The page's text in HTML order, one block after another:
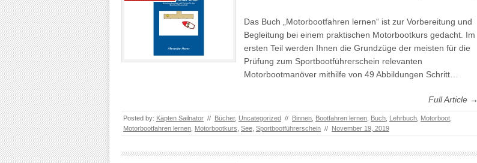
Das Buch „Motorbootfahren lernen“ ist zur Vorbereitung und
Begleitung bei einem praktischen Motorbootkurs gedacht. Im
ersten Teil werden Ihnen die Grundzüge der meisten für die
Prüfung zum Sportbootführerschein relevanten
Motorbootmanöver mithilfe von 49 Abbildungen Schritt…
Full Article →
Posted by: Käpten Sailnator // Bücher, Uncategorized // Binnen Bootfahren lernen Buch Lehrbuch Motorboot
Motorbootfahren lernen Motorbootkurs See Sportbootführerschein // November 19, 2019